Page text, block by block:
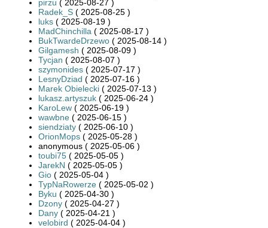
pirzu ( 2025-08-27 )
Radek_S ( 2025-08-25 )
luks ( 2025-08-19 )
MadChinchilla ( 2025-08-17 )
BukTwardeDrzewo ( 2025-08-14 )
Gilgamesh ( 2025-08-09 )
Tycjan ( 2025-08-07 )
szymonides ( 2025-07-17 )
LesnyDziad ( 2025-07-16 )
Marek Obielecki ( 2025-07-13 )
lukasz.artyszuk ( 2025-06-24 )
KaroLew ( 2025-06-19 )
wawbne ( 2025-06-15 )
siendziaty ( 2025-06-10 )
OrionMops ( 2025-05-28 )
anonymous ( 2025-05-06 )
toubi75 ( 2025-05-05 )
JarekN ( 2025-05-05 )
Gio ( 2025-05-04 )
TypNaRowerze ( 2025-05-02 )
Byku ( 2025-04-30 )
Dzony ( 2025-04-27 )
Dany ( 2025-04-21 )
velobird ( 2025-04-04 )